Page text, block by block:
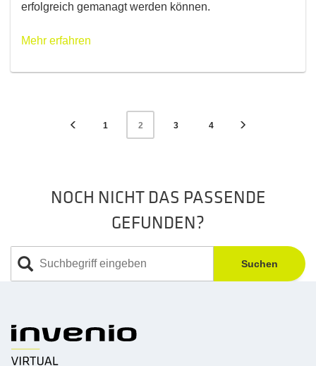
erfolgreich gemanagt werden können.
Mehr erfahren
1 2 3 4
NOCH NICHT DAS PASSENDE
GEFUNDEN?
Suchen